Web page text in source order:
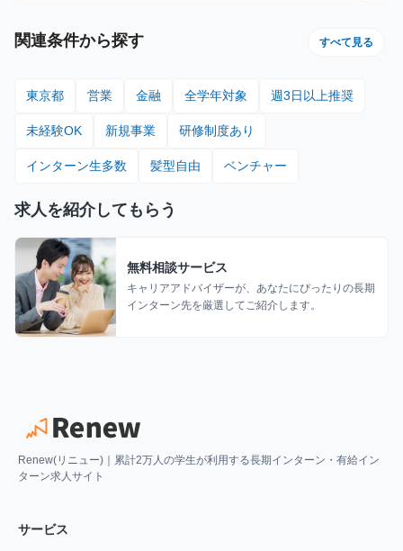
関連条件から探す すべて見る
東京都 営業 金融 全学年対象 週3日以上推奨
未経験OK 新規事業 研修制度あり
インターン生多数 髪型自由 ベンチャー
求人を紹介してもらう
無料相談サービス
キャリアアドバイザーが、あなたにぴったりの長期
インターン先を厳選してご紹介します。
Renew(リニュー)｜累計2万人の学生が利用する長期インターン・有給イン
ターン求人サイト
サービス